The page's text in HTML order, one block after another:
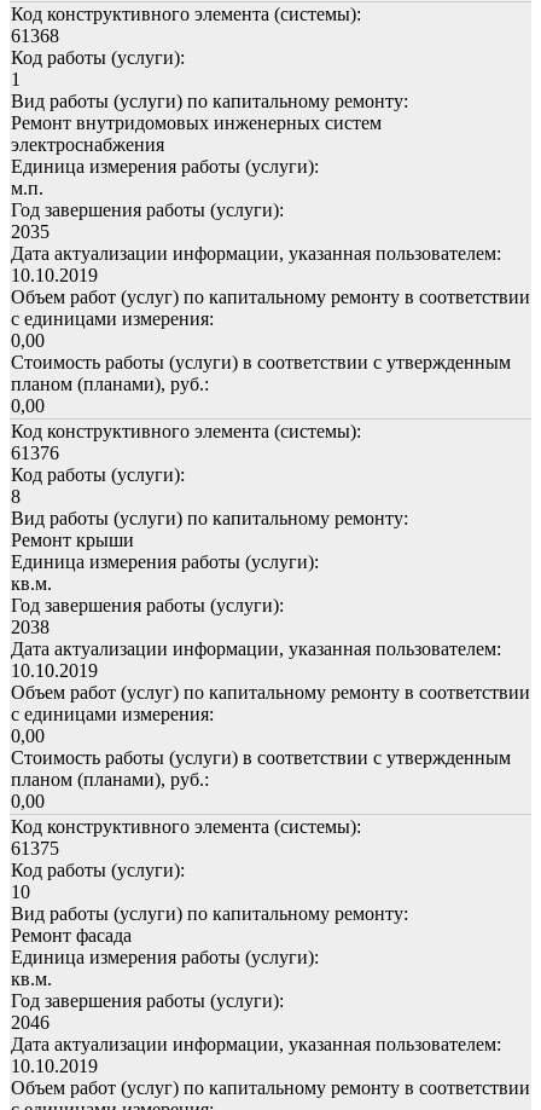
Код конструктивного элемента (системы):
61368
Код работы (услуги):
1
Вид работы (услуги) по капитальному ремонту:
Ремонт внутридомовых инженерных систем
электроснабжения
Единица измерения работы (услуги):
м.п.
Год завершения работы (услуги):
2035
Дата актуализации информации, указанная пользователем:
10.10.2019
Объем работ (услуг) по капитальному ремонту в соответствии
с единицами измерения:
0,00
Стоимость работы (услуги) в соответствии с утвержденным
планом (планами), руб.:
0,00
Код конструктивного элемента (системы):
61376
Код работы (услуги):
8
Вид работы (услуги) по капитальному ремонту:
Ремонт крыши
Единица измерения работы (услуги):
кв.м.
Год завершения работы (услуги):
2038
Дата актуализации информации, указанная пользователем:
10.10.2019
Объем работ (услуг) по капитальному ремонту в соответствии
с единицами измерения:
0,00
Стоимость работы (услуги) в соответствии с утвержденным
планом (планами), руб.:
0,00
Код конструктивного элемента (системы):
61375
Код работы (услуги):
10
Вид работы (услуги) по капитальному ремонту:
Ремонт фасада
Единица измерения работы (услуги):
кв.м.
Год завершения работы (услуги):
2046
Дата актуализации информации, указанная пользователем:
10.10.2019
Объем работ (услуг) по капитальному ремонту в соответствии